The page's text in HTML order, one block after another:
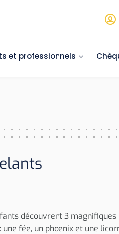
et professionnels
découvrent 3 magnifiques
fée, un phoenix et une